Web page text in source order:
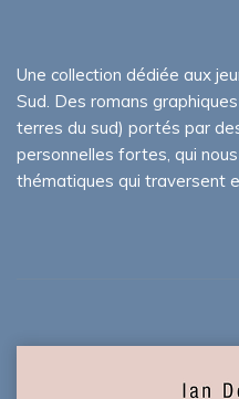
Une collection dédiée aux
Sud. Des romans
terres du sud) portés par
personnelles fortes, qui
thématiques qui traversent